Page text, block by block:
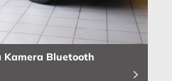
Kamera Bluetooth